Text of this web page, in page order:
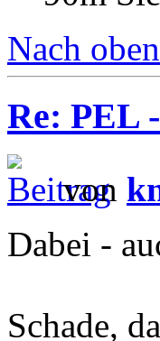
Nach oben
Re: PEL
von
Dabei -
Schade,